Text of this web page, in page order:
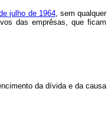
julho de 1964, sem qualquer
das emprêsas, que ficam
da dívida e da causa